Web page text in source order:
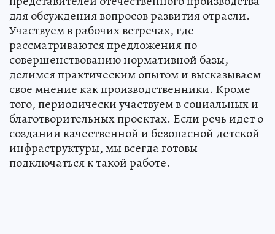
для обсуждения вопросов развития отрасли.
Участвуем в рабочих встречах, где
рассматриваются предложения по
совершенствованию нормативной базы,
делимся практическим опытом и высказываем
свое мнение как производственники. Кроме
того, периодически участвуем в социальных и
благотворительных проектах. Если речь идет о
создании качественной и безопасной детской
инфраструктуры, мы всегда готовы
подключаться к такой работе.